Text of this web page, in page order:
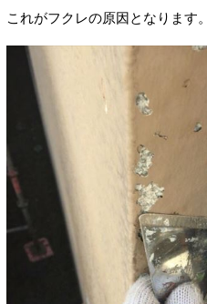
これがフクレの原因となります。